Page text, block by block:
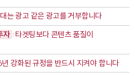
는 광고 같은 광고를 거부합니다
자 : 타겟팅보다 콘텐츠 품질이
강화된 규정을 반드시 지켜야 합니다